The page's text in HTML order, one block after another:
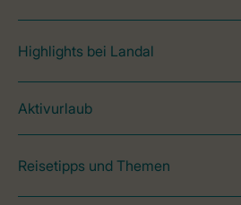
Highlights bei Landal
Aktivurlaub
Reisetipps und Themen